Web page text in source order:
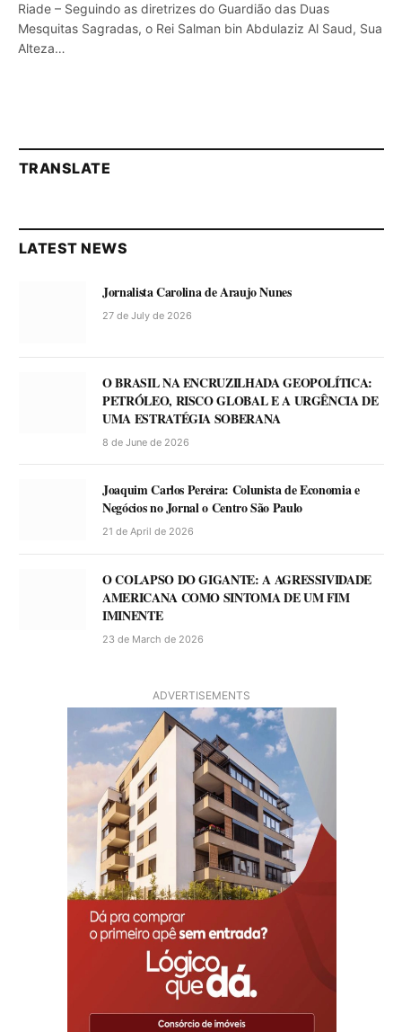
Riade – Seguindo as diretrizes do Guardião das Duas
Mesquitas Sagradas, o Rei Salman bin Abdulaziz Al Saud, Sua
Alteza…
TRANSLATE
LATEST NEWS
Jornalista Carolina de Araujo Nunes
27 de July de 2026
O BRASIL NA ENCRUZILHADA GEOPOLÍTICA:
PETRÓLEO, RISCO GLOBAL E A URGÊNCIA DE
UMA ESTRATÉGIA SOBERANA
8 de June de 2026
Joaquim Carlos Pereira: Colunista de Economia e
Negócios no Jornal o Centro São Paulo
21 de April de 2026
O COLAPSO DO GIGANTE: A AGRESSIVIDADE
AMERICANA COMO SINTOMA DE UM FIM
IMINENTE
23 de March de 2026
ADVERTISEMENTS